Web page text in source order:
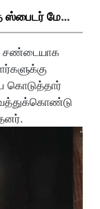
ஸ்பைடர் மேன்
சண்டையாக